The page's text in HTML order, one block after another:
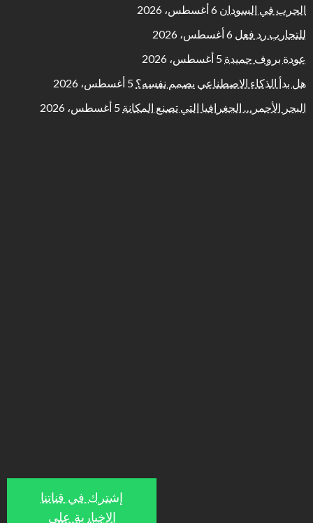
الحرب في السودان 6 أغسطس، 2026
للتجارب رد فعل 6 أغسطس، 2026
عودة بروف حميدة 5 أغسطس، 2026
هل بدأ الذكاء الاصطناعي يصمم نفسه؟ 5 أغسطس، 2026
البحر الأحمر… الجغرافيا التي تصنع المكانة 5 أغسطس، 2026
إشترك في قناتنا
الإخبارية على